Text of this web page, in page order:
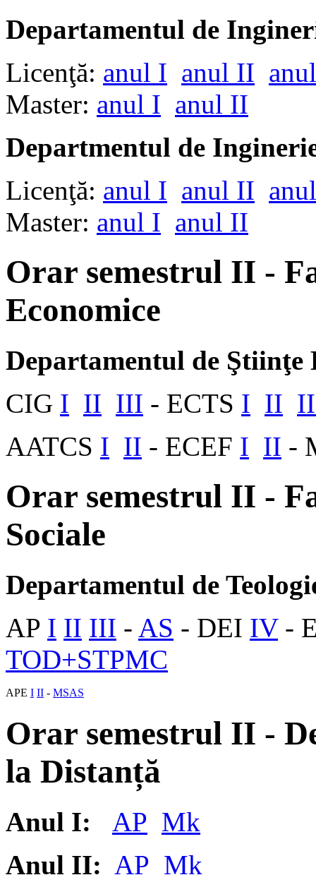
Departamentul de
Licenţă: anul I anul II
Master: anul I anul II
Departmentul de
Licenţă: anul I anul II
Master: anul I anul II
Orar semestrul II -
Economice
Departamentul de Ştiinţe
CIG I II III - ECTS I II
AATCS I II - ECEF I II -
Orar semestrul II -
Sociale
Departamentul de
AP I II III - AS - DEI IV-
TOD+STPMC
APE I II - MSAS
Orar semestrul II -
la Distanță
Anul I: AP Mk
Anul II: AP Mk